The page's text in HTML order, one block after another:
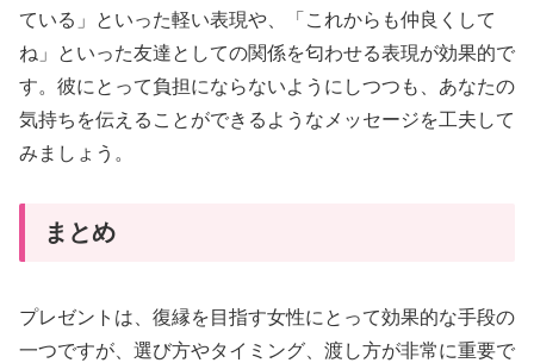
ている」といった軽い表現や、「これからも仲良くして
ね」といった友達としての関係を匂わせる表現が効果的で
す。彼にとって負担にならないようにしつつも、あなたの
気持ちを伝えることができるようなメッセージを工夫して
みましょう。
まとめ
プレゼントは、復縁を目指す女性にとって効果的な手段の
一つですが、選び方やタイミング、渡し方が非常に重要で